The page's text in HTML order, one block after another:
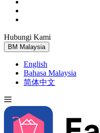
Hubungi Kami
BM Malaysia
English
Bahasa Malaysia
简体中文